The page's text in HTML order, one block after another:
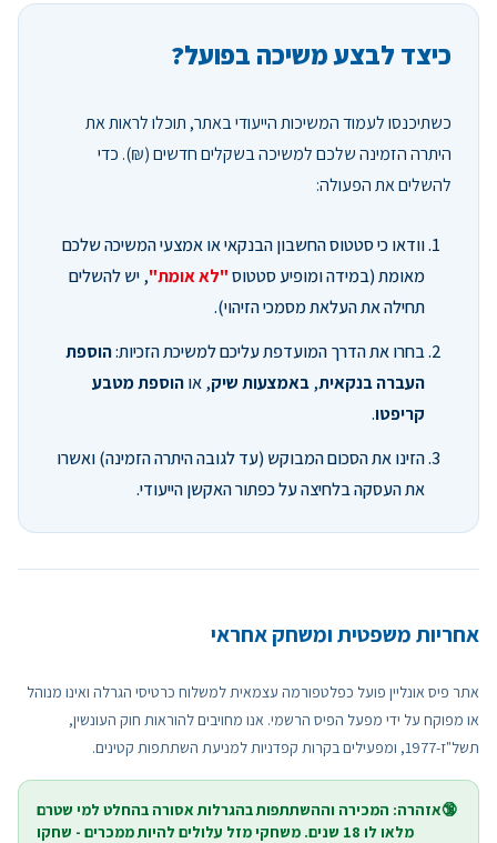
כיצד לבצע משיכה בפועל?
כשתיכנסו לעמוד המשיכות הייעודי באתר, תוכלו לראות את
היתרה הזמינה שלכם למשיכה בשקלים חדשים (₪). כדי
להשלים את הפעולה:
וודאו כי סטטוס החשבון הבנקאי או אמצעי המשיכה שלכם
מאומת (במידה ומופיע סטטוס"לא אומת", יש להשלים
תחילה את העלאת מסמכי הזיהוי).
בחרו את הדרך המועדפת עליכם למשיכת הזכיות:הוספת
העברה בנקאית,באמצעות שיק, אוהוספת מטבע
קריפטו.
הזינו את הסכום המבוקש (עד לגובה היתרה הזמינה) ואשרו
את העסקה בלחיצה על כפתור האקשן הייעודי.
אחריות משפטית ומשחק אחראי
אתר פיס אונליין פועל כפלטפורמה עצמאית למשלוח כרטיסי הגרלה ואינו מנוהל
או מפוקח על ידי מפעל הפיס הרשמי. אנו מחויבים להוראות חוק העונשין,
תשל"ז-1977, ומפעילים בקרות קפדניות למניעת השתתפות קטינים.
🔞אזהרה: המכירה וההשתתפות בהגרלות אסורה בהחלט למי שטרם
מלאו לו 18 שנים. משחקי מזל עלולים להיות ממכרים - שחקו